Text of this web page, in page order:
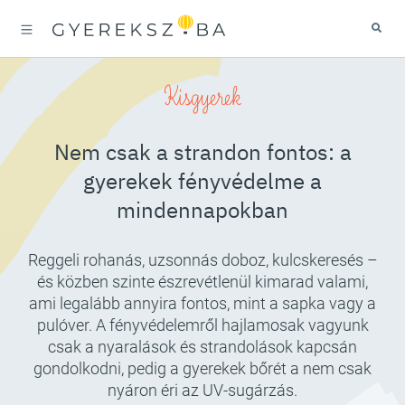
Kisgyerek
Nem csak a strandon fontos: a
gyerekek fényvédelme a
mindennapokban
Reggeli rohanás, uzsonnás doboz, kulcskeresés –
és közben szinte észrevétlenül kimarad valami,
ami legalább annyira fontos, mint a sapka vagy a
pulóver. A fényvédelemről hajlamosak vagyunk
csak a nyaralások és strandolások kapcsán
gondolkodni, pedig a gyerekek bőrét a nem csak
nyáron éri az UV-sugárzás.